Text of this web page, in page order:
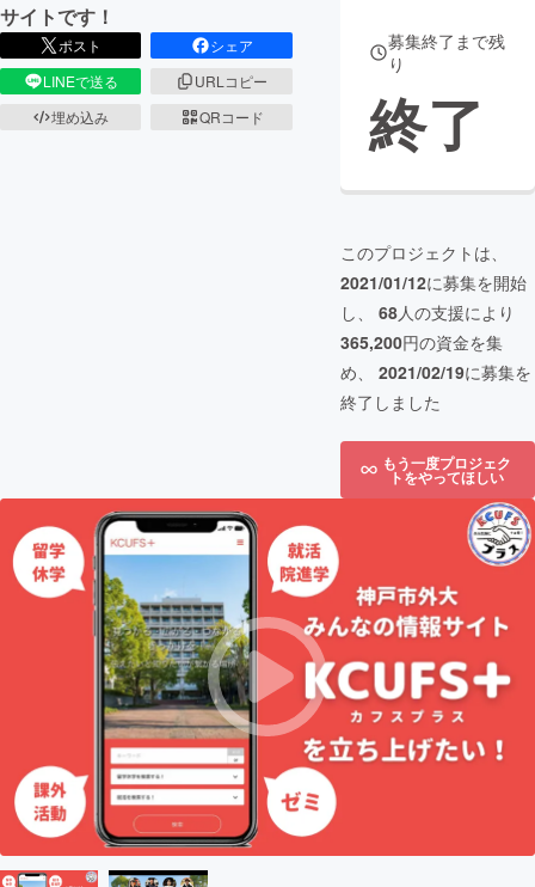
サイトです！
ポスト
シェア
LINEで送る
URLコピー
埋め込み
QRコード
募集終了まで残
り
終了
このプロジェクトは、
2021/01/12に募集を開始
し、 68人の支援により
365,200円の資金を集
め、 2021/02/19に募集を
終了しました
もう一度プロジェク
トをやってほしい